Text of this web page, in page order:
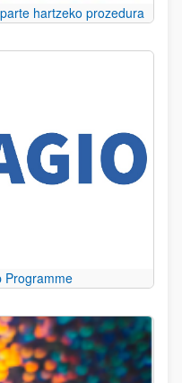
hartzeko prozedura
Programme